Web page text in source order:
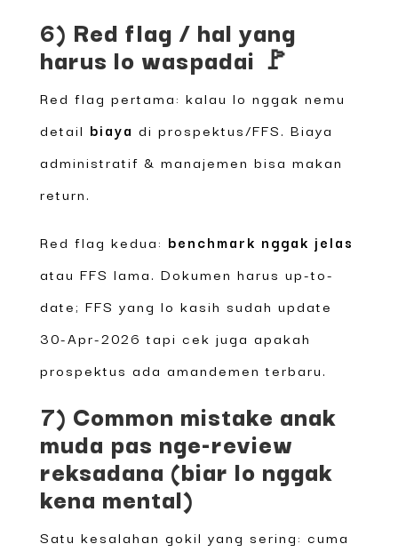
6) Red flag / hal yang
harus lo waspadai 🚩
Red flag pertama: kalau lo nggak nemu
detail biaya di prospektus/FFS. Biaya
administratif & manajemen bisa makan
return.
Red flag kedua: benchmark nggak jelas
atau FFS lama. Dokumen harus up-to-
date; FFS yang lo kasih sudah update
30-Apr-2026 tapi cek juga apakah
prospektus ada amandemen terbaru.
7) Common mistake anak
muda pas nge-review
reksadana (biar lo nggak
kena mental)
Satu kesalahan gokil yang sering: cuma